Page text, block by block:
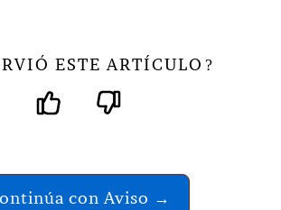
ESTE ARTÍCULO ?
con Aviso →